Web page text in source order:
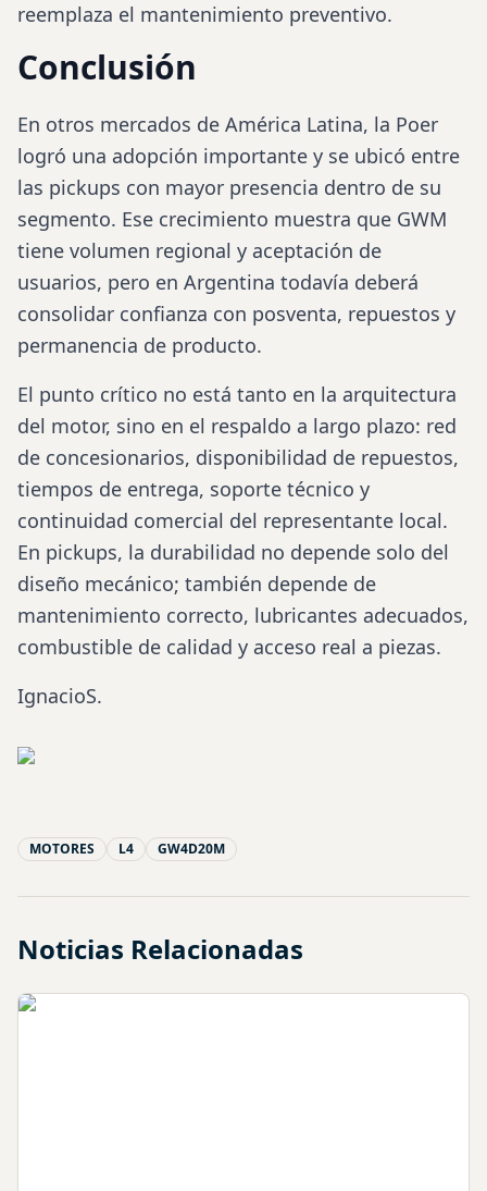
reemplaza el mantenimiento preventivo.
Conclusión
En otros mercados de América Latina, la Poer
logró una adopción importante y se ubicó entre
las pickups con mayor presencia dentro de su
segmento. Ese crecimiento muestra que GWM
tiene volumen regional y aceptación de
usuarios, pero en Argentina todavía deberá
consolidar confianza con posventa, repuestos y
permanencia de producto.
El punto crítico no está tanto en la arquitectura
del motor, sino en el respaldo a largo plazo: red
de concesionarios, disponibilidad de repuestos,
tiempos de entrega, soporte técnico y
continuidad comercial del representante local.
En pickups, la durabilidad no depende solo del
diseño mecánico; también depende de
mantenimiento correcto, lubricantes adecuados,
combustible de calidad y acceso real a piezas.
IgnacioS.
MOTORES L4 GW4D20M
Noticias Relacionadas